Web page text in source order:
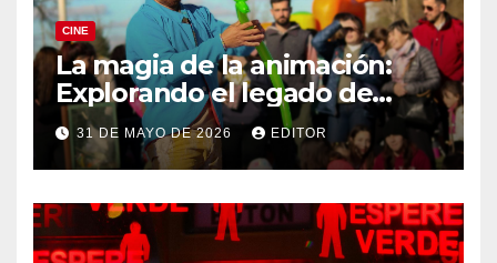
CINE
La magia de la animación:
Explorando el legado de
DreamWorks
31 DE MAYO DE 2026 EDITOR